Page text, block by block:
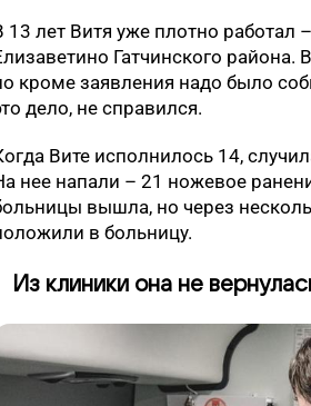
13 лет Витя уже плотно работал
Гатчинского района.
кроме заявления надо было
дело, не справился.
Вите исполнилось 14,
нее напали – 21 ножевое
вышла, но через
в больницу.
Из клиники она не